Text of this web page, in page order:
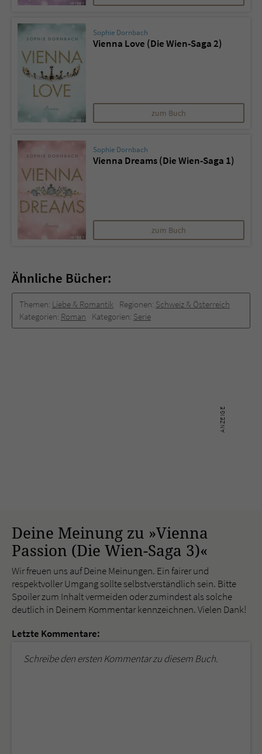
Sophie Dornbach
Vienna Love (Die Wien-Saga 2)
zum Buch
Sophie Dornbach
Vienna Dreams (Die Wien-Saga 1)
zum Buch
Ähnliche Bücher:
Themen: Liebe & Romantik Regionen: Schweiz & Österreich
Kategorien: Roman Kategorien: Serie
Deine Meinung zu »Vienna
Passion (Die Wien-Saga 3)«
Wir freuen uns auf Deine Meinungen. Ein fairer und
respektvoller Umgang sollte selbstverständlich sein. Bitte
Spoiler zum Inhalt vermeiden oder zumindest als solche
deutlich in Deinem Kommentar kennzeichnen. Vielen Dank!
Letzte Kommentare:
Schreibe den ersten Kommentar zu diesem Buch.